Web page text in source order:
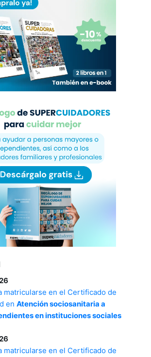
matricularse en el Certificado de
en Atención sociosanitaria a
en instituciones sociales
matricularse en el Certificado de